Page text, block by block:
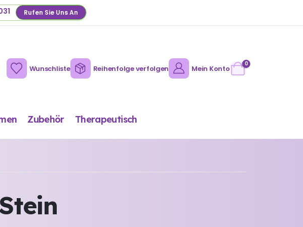
Rufen Sie Uns An
Wunschliste Reihenfolge verfolgen Mein Konto
0
Zubehör Therapeutisch